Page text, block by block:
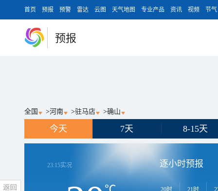
首页 预报 预警 雷达 云图 天气地图 专业产品 资讯 视频 节气
预报
全国 >河南 >驻马店 >确山
今天 7天 8-15天
23:15实况 逐小时预报
20时 21时